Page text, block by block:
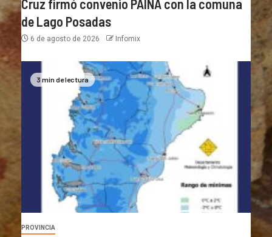
Cruz firmó convenio PAINA con la comuna
de Lago Posadas
6 de agosto de 2026 Infomix
3 min de lectura
PROVINCIA